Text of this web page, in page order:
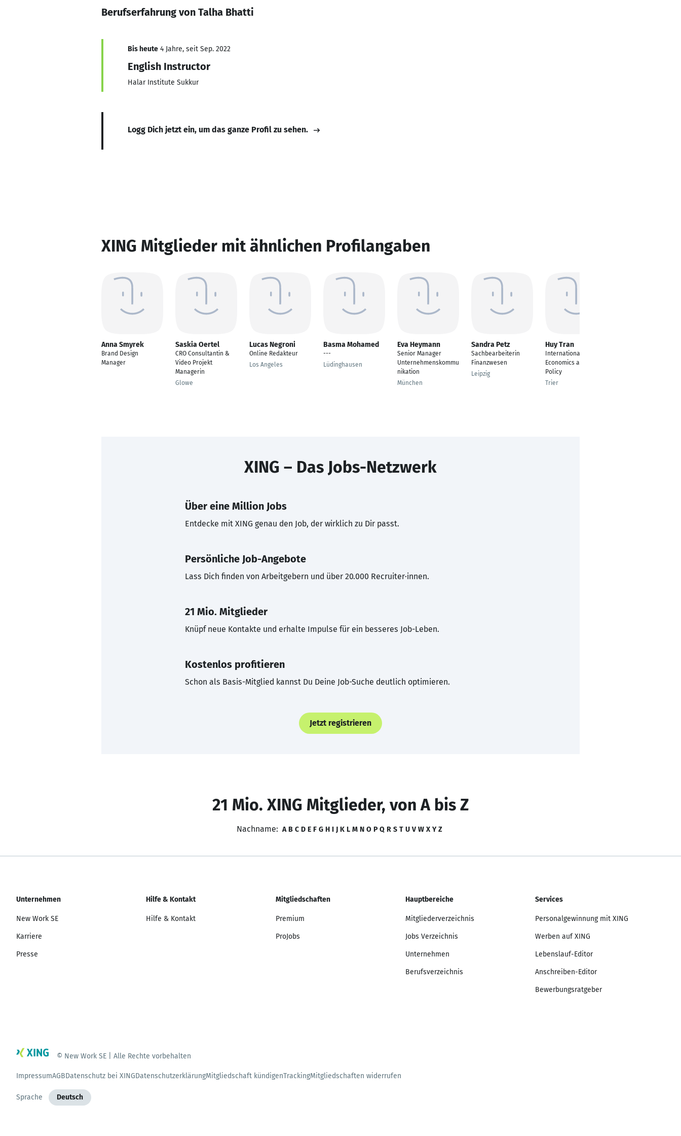
Berufserfahrung von Talha Bhatti
Bis heute 4 Jahre, seit Sep. 2022
English Instructor
Halar Institute Sukkur
Logg Dich jetzt ein, um das ganze Profil zu sehen.
XING Mitglieder mit ähnlichen Profilangaben
Anna Smyrek
Brand Design
Manager
Saskia Oertel
CRO Consultantin &
Video Projekt
Managerin
Glowe
Lucas Negroni
Online Redakteur
Los Angeles
Basma Mohamed
---
Lüdinghausen
Eva Heymann
Senior Manager
Unternehmenskommu
nikation
München
Sandra Petz
Sachbearbeiterin
Finanzwesen
Leipzig
Huy Tran
International
Economics and Public
Policy
Trier
XING – Das Jobs-Netzwerk
Über eine Million Jobs
Entdecke mit XING genau den Job, der wirklich zu Dir passt.
Persönliche Job-Angebote
Lass Dich finden von Arbeitgebern und über 20.000 Recruiter·innen.
21 Mio. Mitglieder
Knüpf neue Kontakte und erhalte Impulse für ein besseres Job-Leben.
Kostenlos profitieren
Schon als Basis-Mitglied kannst Du Deine Job-Suche deutlich optimieren.
Jetzt registrieren
21 Mio. XING Mitglieder, von A bis Z
Nachname: A B C D E F G H I J K L M N O P Q R S T U V W X Y Z
Unternehmen
New Work SE
Karriere
Presse
Hilfe & Kontakt
Hilfe & Kontakt
Mitgliedschaften
Premium
ProJobs
Hauptbereiche
Mitgliederverzeichnis
Jobs Verzeichnis
Unternehmen
Berufsverzeichnis
Services
Personalgewinnung mit XING
Werben auf XING
Lebenslauf-Editor
Anschreiben-Editor
Bewerbungsratgeber
© New Work SE | Alle Rechte vorbehalten
ImpressumAGBDatenschutz bei XINGDatenschutzerklärungMitgliedschaft kündigenTrackingMitgliedschaften widerrufen
Sprache Deutsch